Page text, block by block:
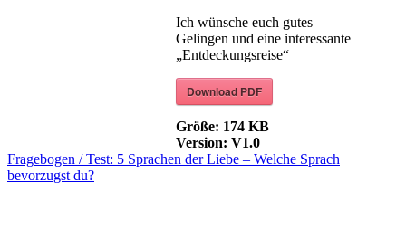
Ich wünsche euch gutes
Gelingen und eine interessante
„Entdeckungsreise“
Download PDF
Größe: 174 KB
Version: V1.0
Beitragsnavigation
Fragebogen / Test: 5 Sprachen der Liebe – Welche Sprach
bevorzugst du?